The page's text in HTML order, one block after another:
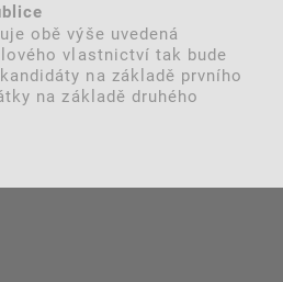
obě výše uvedená
vlastnictví tak bude
na základě prvního
na základě druhého